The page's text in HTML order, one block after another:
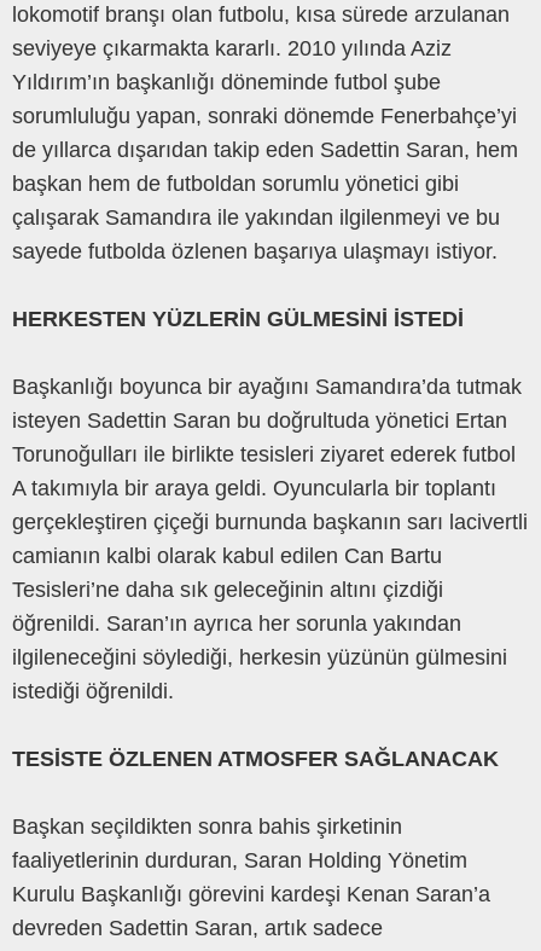
lokomotif branşı olan futbolu, kısa sürede arzulanan
seviyeye çıkarmakta kararlı. 2010 yılında Aziz
Yıldırım’ın başkanlığı döneminde futbol şube
sorumluluğu yapan, sonraki dönemde Fenerbahçe’yi
de yıllarca dışarıdan takip eden Sadettin Saran, hem
başkan hem de futboldan sorumlu yönetici gibi
çalışarak Samandıra ile yakından ilgilenmeyi ve bu
sayede futbolda özlenen başarıya ulaşmayı istiyor.
HERKESTEN YÜZLERİN GÜLMESİNİ İSTEDİ
Başkanlığı boyunca bir ayağını Samandıra’da tutmak
isteyen Sadettin Saran bu doğrultuda yönetici Ertan
Torunoğulları ile birlikte tesisleri ziyaret ederek futbol
A takımıyla bir araya geldi. Oyuncularla bir toplantı
gerçekleştiren çiçeği burnunda başkanın sarı lacivertli
camianın kalbi olarak kabul edilen Can Bartu
Tesisleri’ne daha sık geleceğinin altını çizdiği
öğrenildi. Saran’ın ayrıca her sorunla yakından
ilgileneceğini söylediği, herkesin yüzünün gülmesini
istediği öğrenildi.
TESİSTE ÖZLENEN ATMOSFER SAĞLANACAK
Başkan seçildikten sonra bahis şirketinin
faaliyetlerinin durduran, Saran Holding Yönetim
Kurulu Başkanlığı görevini kardeşi Kenan Saran’a
devreden Sadettin Saran, artık sadece